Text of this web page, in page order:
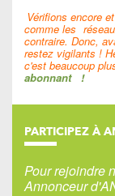
Vérifions encore
comme les
contraire. Donc,
restez vigilants !
c'est beaucoup
abonnant !
PARTICIPEZ À
Pour rejoindre
Annonceur